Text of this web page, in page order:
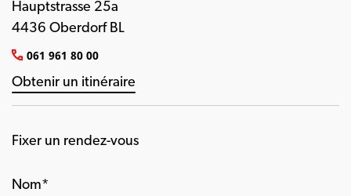
Hauptstrasse 25a
4436 Oberdorf BL
061 961 80 00
Obtenir un itinéraire
Fixer un rendez-vous
Nom*